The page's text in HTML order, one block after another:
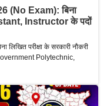
(No Exam): बिना
Instructor के पदों
परीक्षा के सरकारी नौकरी
Polytechnic,